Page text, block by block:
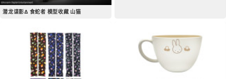
潜龙谍影Δ 食蛇者 模型收藏 山猫